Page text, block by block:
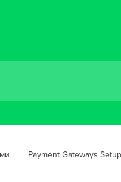
Payment Gateways Setup